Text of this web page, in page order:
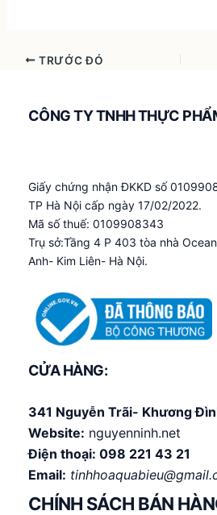
TRƯỚC ĐÓ
CÔNG TY TNHH THỰC
Giấy chứng nhận ĐKKD số
TP Hà Nội cấp ngày 17/02/2022.
Mã số thuế: 0109908343
Trụ sở:Tầng 4 P 403 tòa nhà
Anh- Kim Liên- Hà Nội.
CỬA HÀNG:
341 Nguyễn Trãi- Khương
Website: nguyenninh.net
Điện thoại: 098 221 43 21
Email:
CHÍNH SÁCH BÁN